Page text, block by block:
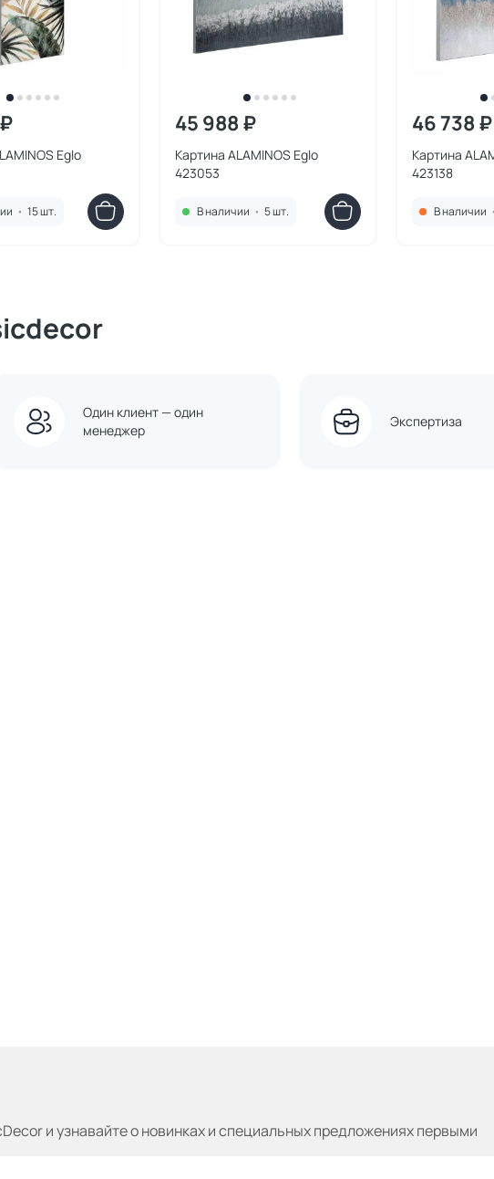
Eglo
• 15 шт.
45 988 ₽
Картина ALAMINOS Eglo
423053
В наличии • 5 шт.
46 738 ₽
Картина
423138
В наличии •
Один клиент — один
менеджер
Экспертиза
и узнавайтео новинках и специальных предложениях первыми